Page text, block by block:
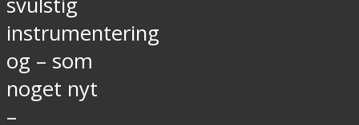
instrumentering
og – som
noget nyt
–